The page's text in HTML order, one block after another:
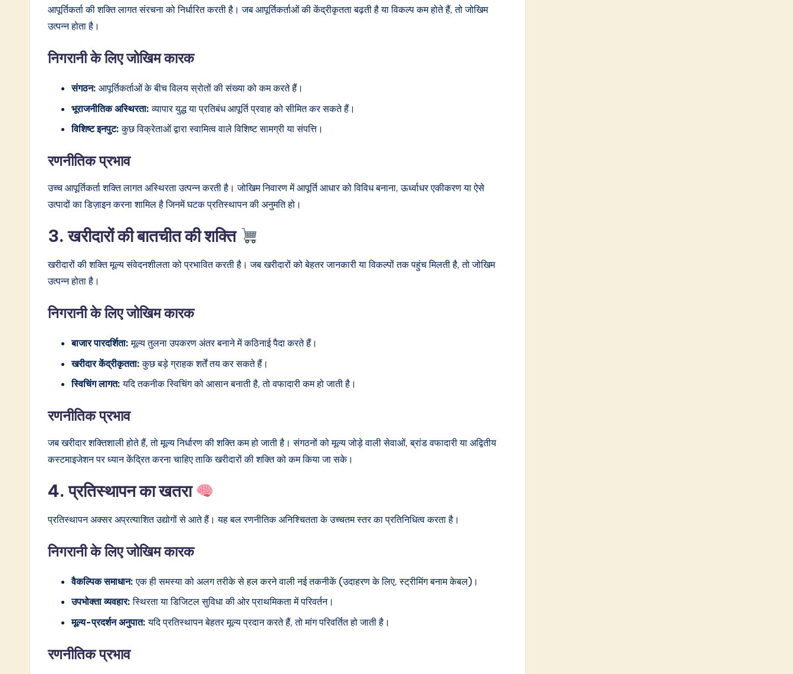
आपूर्तिकर्ता की शक्ति लागत संरचना को निर्धारित करती है। जब आपूर्तिकर्ताओं की केंद्रीकृतता बढ़ती है या विकल्प कम होते हैं, तो जोखिम
उत्पन्न होता है।
निगरानी के लिए जोखिम कारक
संगठन: आपूर्तिकर्ताओं के बीच विलय स्रोतों की संख्या को कम करते हैं।
भूराजनीतिक अस्थिरता: व्यापार युद्ध या प्रतिबंध आपूर्ति प्रवाह को सीमित कर सकते हैं।
विशिष्ट इनपुट: कुछ विक्रेताओं द्वारा स्वामित्व वाले विशिष्ट सामग्री या संपत्ति।
रणनीतिक प्रभाव
उच्च आपूर्तिकर्ता शक्ति लागत अस्थिरता उत्पन्न करती है। जोखिम निवारण में आपूर्ति आधार को विविध बनाना, ऊर्ध्वाधर एकीकरण या ऐसे
उत्पादों का डिज़ाइन करना शामिल है जिनमें घटक प्रतिस्थापन की अनुमति हो।
3. खरीदारों की बातचीत की शक्ति
खरीदारों की शक्ति मूल्य संवेदनशीलता को प्रभावित करती है। जब खरीदारों को बेहतर जानकारी या विकल्पों तक पहुंच मिलती है, तो जोखिम
उत्पन्न होता है।
निगरानी के लिए जोखिम कारक
बाजार पारदर्शिता: मूल्य तुलना उपकरण अंतर बनाने में कठिनाई पैदा करते हैं।
खरीदार केंद्रीकृतता: कुछ बड़े ग्राहक शर्तें तय कर सकते हैं।
स्विचिंग लागत: यदि तकनीक स्विचिंग को आसान बनाती है, तो वफादारी कम हो जाती है।
रणनीतिक प्रभाव
जब खरीदार शक्तिशाली होते हैं, तो मूल्य निर्धारण की शक्ति कम हो जाती है। संगठनों को मूल्य जोड़े वाली सेवाओं, ब्रांड वफादारी या अद्वितीय
कस्टमाइजेशन पर ध्यान केंद्रित करना चाहिए ताकि खरीदारों की शक्ति को कम किया जा सके।
4. प्रतिस्थापन का खतरा
प्रतिस्थापन अक्सर अप्रत्याशित उद्योगों से आते हैं। यह बल रणनीतिक अनिश्चितता के उच्चतम स्तर का प्रतिनिधित्व करता है।
निगरानी के लिए जोखिम कारक
वैकल्पिक समाधान: एक ही समस्या को अलग तरीके से हल करने वाली नई तकनीकें (उदाहरण के लिए, स्ट्रीमिंग बनाम केबल)।
उपभोक्ता व्यवहार: स्थिरता या डिजिटल सुविधा की ओर प्राथमिकता में परिवर्तन।
मूल्य-प्रदर्शन अनुपात: यदि प्रतिस्थापन बेहतर मूल्य प्रदान करते हैं, तो मांग परिवर्तित हो जाती है।
रणनीतिक प्रभाव